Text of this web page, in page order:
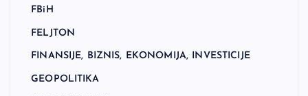
FBiH
FELJTON
FINANSIJE, BIZNIS, EKONOMIJA, INVESTICIJE
GEOPOLITIKA